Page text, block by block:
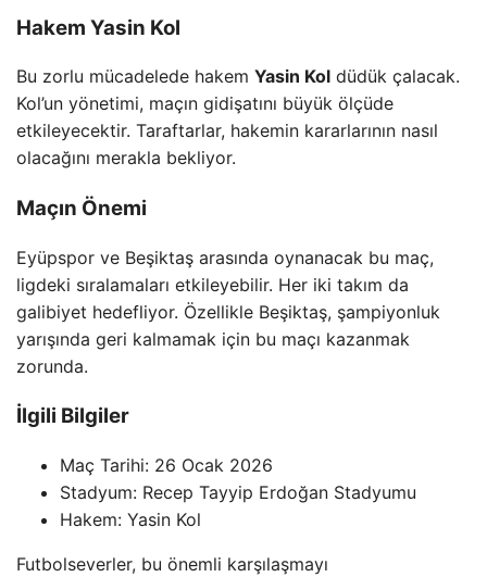
Hakem Yasin Kol
Bu zorlu mücadelede hakem Yasin Kol düdük çalacak.
Kol’un yönetimi, maçın gidişatını büyük ölçüde
etkileyecektir. Taraftarlar, hakemin kararlarının nasıl
olacağını merakla bekliyor.
Maçın Önemi
Eyüpspor ve Beşiktaş arasında oynanacak bu maç,
ligdeki sıralamaları etkileyebilir. Her iki takım da
galibiyet hedefliyor. Özellikle Beşiktaş, şampiyonluk
yarışında geri kalmamak için bu maçı kazanmak
zorunda.
İlgili Bilgiler
Maç Tarihi: 26 Ocak 2026
Stadyum: Recep Tayyip Erdoğan Stadyumu
Hakem: Yasin Kol
Futbolseverler, bu önemli karşılaşmayı